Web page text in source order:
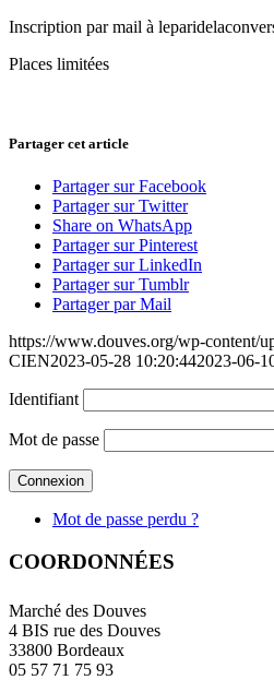
Inscription par mail à
Places limitées
Partager cet article
Partager sur Facebook
Partager sur Twitter
Share on WhatsApp
Partager sur Pinterest
Partager sur LinkedIn
Partager sur Tumblr
Partager par Mail
https://www.douves.org/wp-content/
CIEN2023-05-28 10:20:442023-06-
Identifiant
Mot de passe
Mot de passe perdu ?
COORDONNÉES
Marché des Douves
4 BIS rue des Douves
33800 Bordeaux
05 57 71 75 93